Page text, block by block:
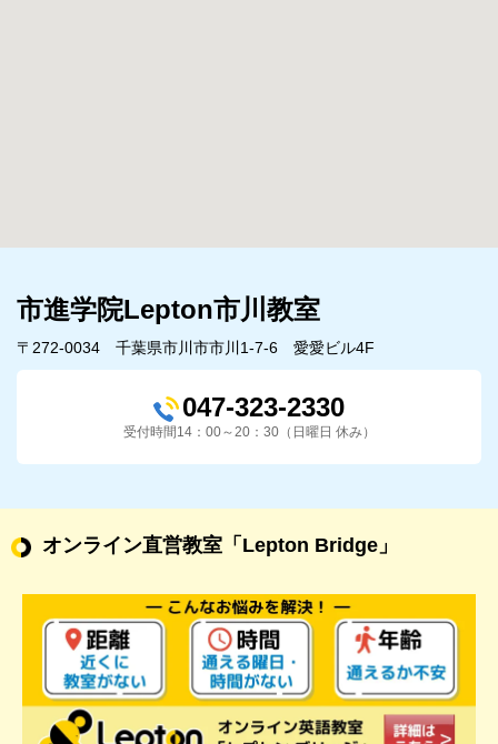
市進学院Lepton市川教室
〒272-0034 千葉県市川市市川1-7-6 愛愛ビル4F
047-323-2330
受付時間14：00～20：30（日曜日 休み）
オンライン直営教室 「Lepton Bridge」